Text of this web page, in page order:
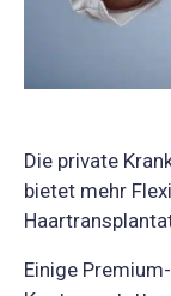
Die private
bietet mehr
Einige